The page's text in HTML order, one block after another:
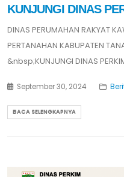
KUNJUNGI DINAS
DINAS PERUMAHAN RAKYAT
PERTANAHAN KABUPATEN
&nbsp;KUNJUNGI DINAS
September 30, 2024
BACA SELENGKAPNYA